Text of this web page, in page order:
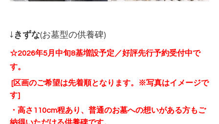
↓きずな(お墓型の供養碑)
☆2026年5月中旬8基増設予定／好評先行予約受付中で
す。
[区画のご希望は先着順となります。※写真はイメージで
す]
・高さ110cm程あり、普通のお墓への想いがある方もご